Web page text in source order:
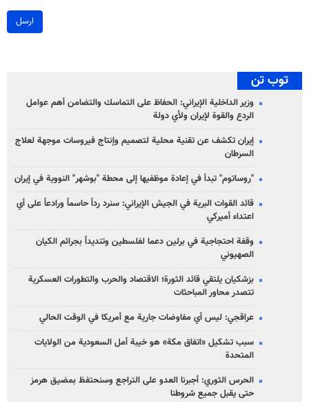
ارسل
توب تن
وزير الداخلية الإيراني: الحفاظ على التماسك والتضامن أهم عوامل
الردع والقوة لإيران ولأي دولة
إيران تكشف عن تقنية محلية لتصميم وإنتاج فيروسات موجهة لعلاج
السرطان
"روساتوم" تبدأ في إعادة موظفيها إلى محطة "بوشهر" النووية في إيران
قائد القوات البرية في الجيش الإيراني: سنرد رداً حاسماً ورادعاً على أي
اعتداء أميركي
وقفة احتجاجية في برلين دعما لفلسطين وتنديداً بجرائم الكيان
الصهیوني
بزشكيان يلتقي قائد الثورة؛ الاقتصاد والحرب والتطورات العسكرية
تتصدر محاور المباحثات
عراقجي: ليس أي مفاوضات جارية مع أمريكا في الوقت الحالي
سبب تشكيل «اتفاق مكة» هو خيبة أمل السعودية من الولايات
المتحدة
الحرس الثوري: أجبرنا العدو على التراجع وسنحتفظ بمضيق هرمز
حتى يقبل جميع شروطنا